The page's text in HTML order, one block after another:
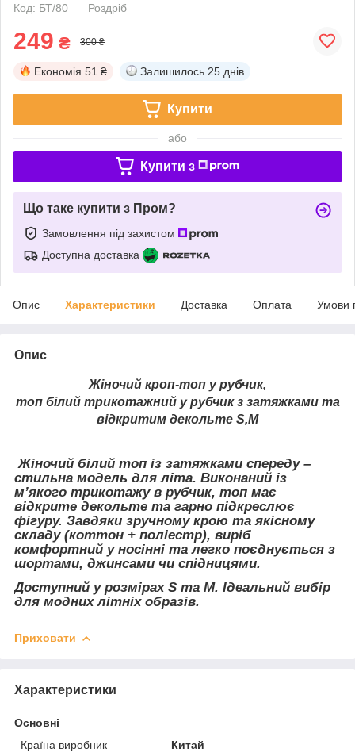
Код: БТ/80
Роздріб
249 ₴ 300 ₴
Економія 51 ₴ Залишилось 25 днів
Купити
або
Купити з
Що таке купити з Пром?
Замовлення під захистом
Доступна доставка
Опис Характеристики Доставка Оплата Умови
Опис
Жіночий кроп-топ у рубчик,
топ білий трикотажний у рубчик з затяжками та
відкритим декольте S,M
Жіночий білий топ із затяжками спереду –
стильна модель для літа. Виконаний із
м’якого трикотажу в рубчик, топ має
відкрите декольте та гарно підкреслює
фігуру. Завдяки зручному крою та якісному
складу (коттон + поліестр), виріб
комфортний у носінні та легко поєднується з
шортами, джинсами чи спідницями.
Доступний у розмірах S та M. Ідеальний вибір
для модних літніх образів.
Приховати
Характеристики
Основні
Країна виробник
Китай